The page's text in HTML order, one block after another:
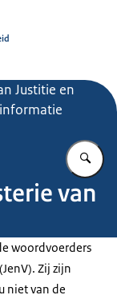
Justitie en
van
woordvoerders
Zij zijn
niet van de